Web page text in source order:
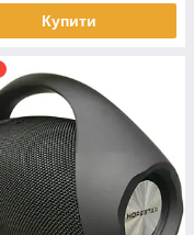
Купити